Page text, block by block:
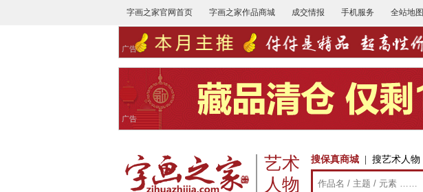
字画之家官网首页 字画之家作品商城 成交情报 手机服务 全站地图
广告
广告
艺术
人物
搜保真商城 | 搜艺术人物